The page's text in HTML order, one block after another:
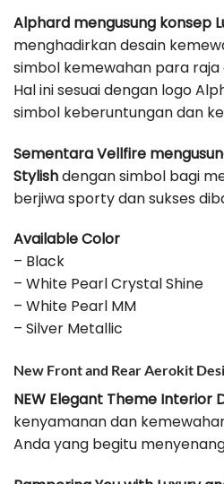
Alphard mengusung konsep
menghadirkan desain
simbol kemewahan para raja
Hal ini sesuai dengan logo
simbol keberuntungan dan
Sementara Vellfire
Stylishdengan simbol bagi
berjiwa sporty dan sukses
Available Color
– Black
– White Pearl Crystal Shine
– White Pearl MM
– Silver Metallic
New Front and Rear Aerokit
NEW Elegant Theme Interior
kenyamanan dan
Anda yang begitu